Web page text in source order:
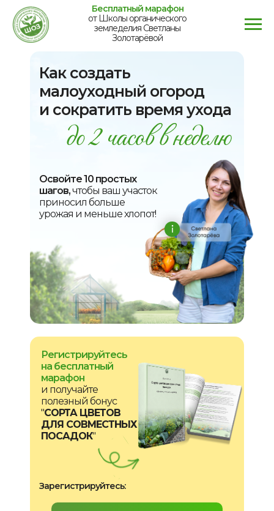
Бесплатный марафон
от Школы органического
земледелия Светланы
Золотарёвой
Как создать
малоуходный огород
и сократить время ухода
Освойте 10 простых
шагов,чтобы ваш участок
приносил больше
урожая и меньше хлопот!
Регистрируйтесь
на бесплатный
марафон
и получайте
полезный бонус
"СОРТА ЦВЕТОВ
ДЛЯ СОВМЕСТНЫХ
ПОСАДОК"
Зарегистрируйтесь: